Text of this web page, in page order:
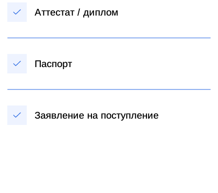
Аттестат / диплом
Паспорт
Заявление на поступление